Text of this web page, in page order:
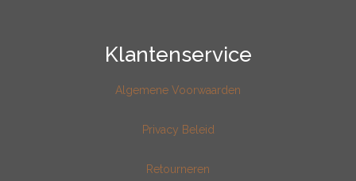
Klantenservice
Algemene Voorwaarden
Privacy Beleid
Retourneren